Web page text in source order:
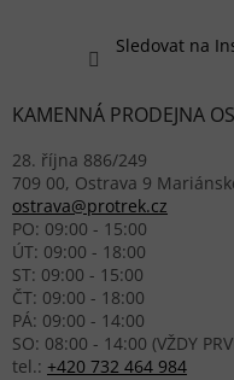
Sledovat na
KAMENNÁ PRODEJNA
28. října 886/249
709 00, Ostrava 9
ostrava@protrek.cz
PO: 09:00 - 15:00
ÚT: 09:00 - 18:00
ST: 09:00 - 15:00
ČT: 09:00 - 18:00
PÁ: 09:00 - 14:00
SO: 08:00 - 14:00 (VŽDY
tel.: +420 732 464 984